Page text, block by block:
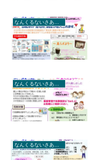
なんくるないさあ（ちゅら通信）